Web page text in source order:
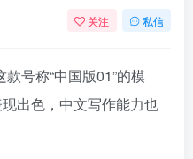
关注 私信
号称“中国版01”的模
出色，中文写作能力也